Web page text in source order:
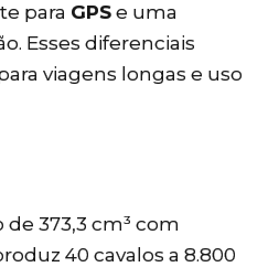
para GPS e uma
Esses diferenciais
viagens longas e uso
373,3 cm³ com
40 cavalos a 8.800